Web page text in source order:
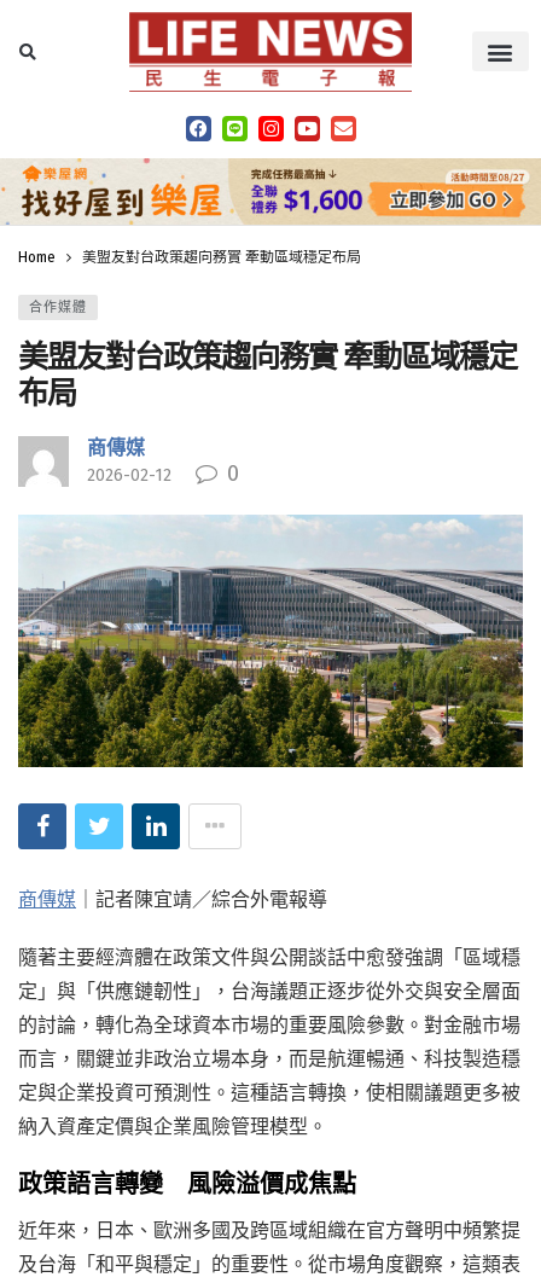
Home 美盟友對台政策趨向務實 牽動區域穩定布局
合作媒體
美盟友對台政策趨向務實 牽動區域穩定
布局
商傳媒
2026-02-12 0
商傳媒 ｜記者陳宜靖／綜合外電報導
隨著主要經濟體在政策文件與公開談話中愈發強調「區域穩
定」與「供應鏈韌性」，台海議題正逐步從外交與安全層面
的討論，轉化為全球資本市場的重要風險參數。對金融市場
而言，關鍵並非政治立場本身，而是航運暢通、科技製造穩
定與企業投資可預測性。這種語言轉換，使相關議題更多被
納入資產定價與企業風險管理模型。
政策語言轉變 風險溢價成焦點
近年來，日本、歐洲多國及跨區域組織在官方聲明中頻繁提
及台海「和平與穩定」的重要性。從市場角度觀察，這類表